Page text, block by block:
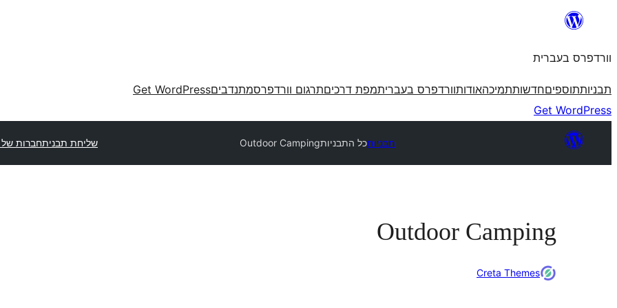
וורדפרס בעברית
תבניותתוספיםחדשותתמיכהאודותוורדפרס בעבריתמפת דרכיםתרגום וורדפרסמתנדביםGet WordPress
Get WordPress
תבניותכל התבניותOutdoor Camping שליחת תבניתחברות של
Outdoor Camping
Creta Themes